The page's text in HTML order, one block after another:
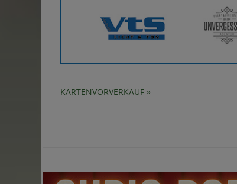
KARTENVORVERKAUF »